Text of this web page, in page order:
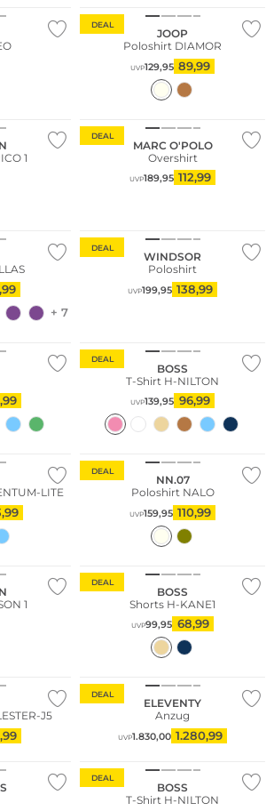
DEAL
JOOP
Poloshirt DIAMOR
UVP129,95 89,99
1
DEAL
MARC O'POLO
Overshirt
UVP189,95 112,99
+ 7
DEAL
WINDSOR
Poloshirt
UVP199,95 138,99
DEAL
BOSS
T-Shirt H-NILTON
UVP139,95 96,99
LITE
DEAL
NN.07
Poloshirt NALO
UVP159,95 110,99
1
DEAL
BOSS
Shorts H-KANE1
UVP99,95 68,99
J5
DEAL
ELEVENTY
Anzug
UVP1.830,00 1.280,99
DEAL
BOSS
T-Shirt H-NILTON